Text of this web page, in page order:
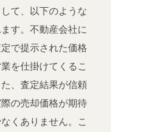
て、以下のような
す。不動産会社に
で提示された価格
を仕掛けてくるこ
、査定結果が信頼
の売却価格が期待
くありません。こ